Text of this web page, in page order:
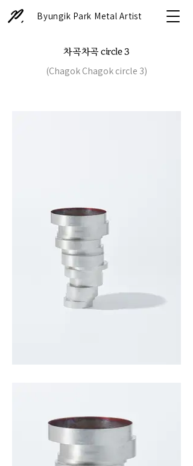
Byungik Park Metal Artist
차곡차곡 circle 3
(Chagok Chagok circle 3)